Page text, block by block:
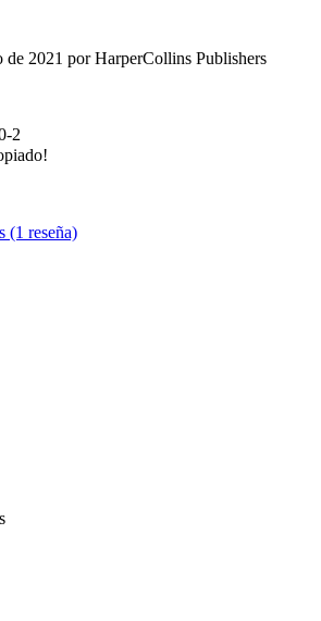
de 2021 por HarperCollins Publishers
2
(1 reseña)